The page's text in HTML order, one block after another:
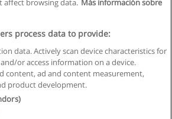
Regras de uso
Privacidade de dados
em contato com Educaedu
Business S.L. - CIF : B-95610580: -
affect browsing data. Más información sobre
process data to provide:
data. Actively scan device characteristics for
or access information on a device.
content, ad and content measurement,
product development.